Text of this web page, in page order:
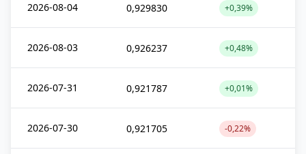
2026-08-04 0,929830 +0,39%
2026-08-03 0,926237 +0,48%
2026-07-31 0,921787 +0,01%
2026-07-30 0,921705 -0,22%